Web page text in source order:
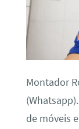
Montador
de móveis